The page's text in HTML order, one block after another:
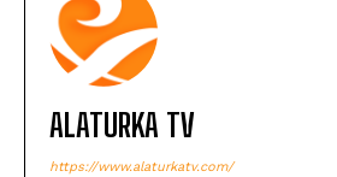
ALATURKA TV
https://www.alaturkatv.com/